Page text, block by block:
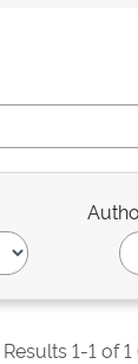
Results 1-1 of